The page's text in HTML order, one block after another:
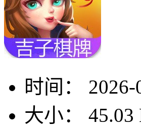
时间：
2026-
大小：
45.03